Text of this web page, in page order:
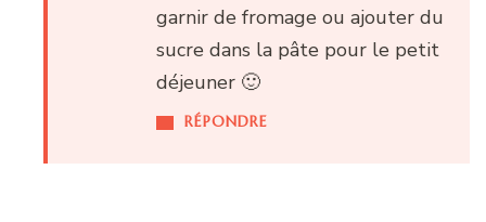
RÉPONDRE
garnir de fromage ou ajouter du
sucre dans la pâte pour le petit
déjeuner 🙂